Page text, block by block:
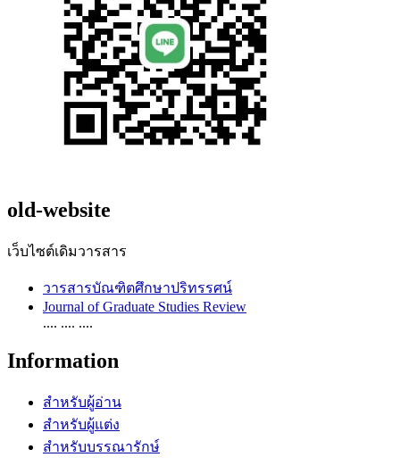
old-website
เว็บไซต์เดิมวารสาร
วารสารบัณฑิตศึกษาปริทรรศน์
Journal of Graduate Studies Review
.... .... ....
Information
สำหรับผู้อ่าน
สำหรับผู้แต่ง
สำหรับบรรณารักษ์